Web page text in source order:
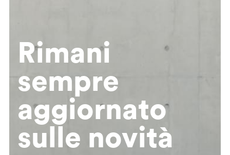
Rimani
sempre
aggiornato
sulle novità